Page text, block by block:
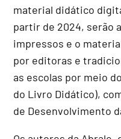
material didático
partir de 2024, serão
impressos e o
por editoras e
as escolas por meio
do Livro Didático),
de Desenvolvimento